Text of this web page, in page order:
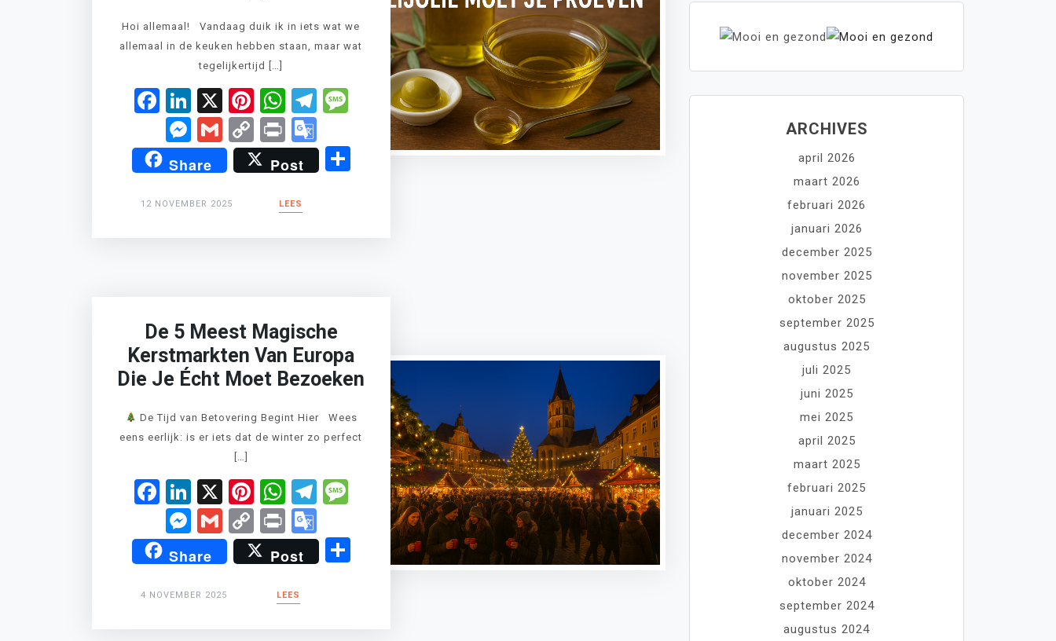
Hoi allemaal! Vandaag duik ik in iets wat we
allemaal in de keuken hebben staan, maar wat
tegelijkertijd […]
Facebook
LinkedIn
X Pinterest
WhatsApp
Telegram
Message
Messenger
Gmail
Copy
Link
PrintGoogle
Translate
Share Post Delen
12 NOVEMBER 2025 LEES
De 5 Meest Magische
Kerstmarkten Van Europa
Die Je Écht Moet Bezoeken
De Tijd van Betovering Begint Hier Wees
eens eerlijk: is er iets dat de winter zo perfect
[…]
Facebook
LinkedIn
X Pinterest
WhatsApp
Telegram
Message
Messenger
Gmail
Copy
Link
PrintGoogle
Translate
Share Post Delen
4 NOVEMBER 2025 LEES
ARCHIVES
april 2026
maart 2026
februari 2026
januari 2026
december 2025
november 2025
oktober 2025
september 2025
augustus 2025
juli 2025
juni 2025
mei 2025
april 2025
maart 2025
februari 2025
januari 2025
december 2024
november 2024
oktober 2024
september 2024
augustus 2024